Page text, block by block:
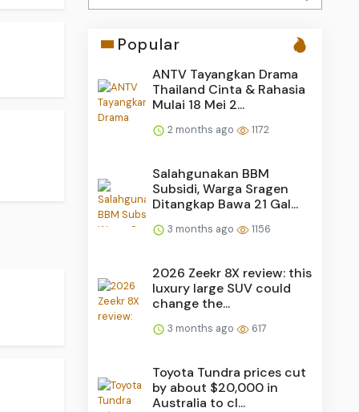
Popular
ANTV Tayangkan Drama
Thailand Cinta & Rahasia
Mulai 18 Mei 2...
2 months ago 1172
Salahgunakan BBM
Subsidi, Warga Sragen
Ditangkap Bawa 21 Gal...
3 months ago 1156
2026 Zeekr 8X review: this
luxury large SUV could
change the...
3 months ago 617
Toyota Tundra prices cut
by about $20,000 in
Australia to cl...